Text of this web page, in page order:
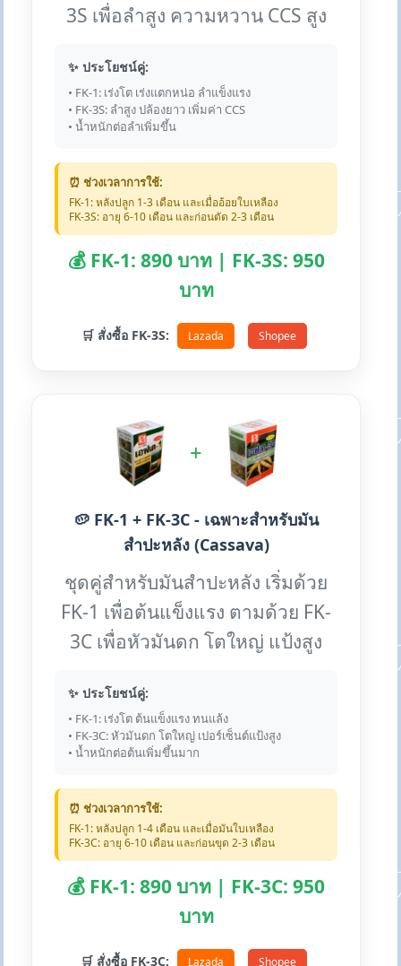
3S เพื่อลำสูง ความหวาน CCS สูง
✨ ประโยชน์คู่:
• FK-1: เร่งโต เร่งแตกหน่อ ลำแข็งแรง
• FK-3S: ลำสูง ปล้องยาว เพิ่มค่า CCS
• น้ำหนักต่อลำเพิ่มขึ้น
⏰ ช่วงเวลาการใช้:
FK-1: หลังปลูก 1-3 เดือน และเมื่ออ้อยใบเหลือง
FK-3S: อายุ 6-10 เดือน และก่อนตัด 2-3 เดือน
💰 FK-1: 890 บาท | FK-3S: 950
บาท
🛒 สั่งซื้อ FK-3S: Lazada Shopee
+
🥔 FK-1 + FK-3C - เฉพาะสำหรับมัน
สำปะหลัง (Cassava)
ชุดคู่สำหรับมันสำปะหลัง เริ่มด้วย
FK-1 เพื่อต้นแข็งแรง ตามด้วย FK-
3C เพื่อหัวมันดก โตใหญ่ แป้งสูง
✨ ประโยชน์คู่:
• FK-1: เร่งโต ต้นแข็งแรง ทนแล้ง
• FK-3C: หัวมันดก โตใหญ่ เปอร์เซ็นต์แป้งสูง
• น้ำหนักต่อต้นเพิ่มขึ้นมาก
⏰ ช่วงเวลาการใช้:
FK-1: หลังปลูก 1-4 เดือน และเมื่อมันใบเหลือง
FK-3C: อายุ 6-10 เดือน และก่อนขุด 2-3 เดือน
💰 FK-1: 890 บาท | FK-3C: 950
บาท
🛒 สั่งซื้อ FK-3C: Lazada Shopee